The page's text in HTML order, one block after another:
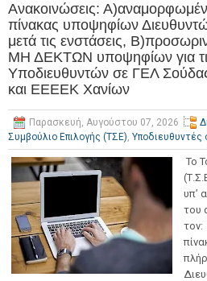
Ανακοινώσεις:
πίνακας υποψηφίων
μετά τις ενστάσεις,
ΜΗ ΔΕΚΤΩΝ υποψηφίων για
Υποδιευθυντών σε ΓΕΛ
και ΕΕΕΕΚ Χανίων
Παρασκευή, Αυγούστου 07, 2026
Συμβούλιο Επιλογής (ΤΣΕ), Υποδιευθυντές
Το
υπ’
του
τον: